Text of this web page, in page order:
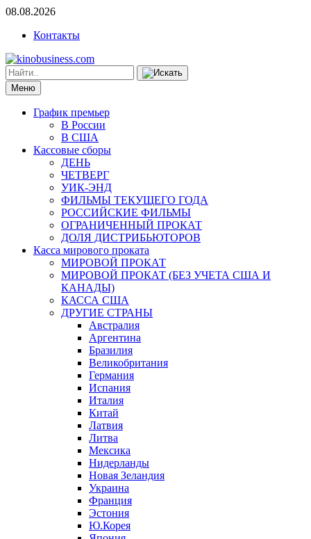
08.08.2026
Контакты
Меню
График премьер
В России
В США
Кассовые сборы
ДЕНЬ
ЧЕТВЕРГ
УИК-ЭНД
ФИЛЬМЫ ТЕКУЩЕГО ГОДА
РОССИЙСКИЕ ФИЛЬМЫ
ОГРАНИЧЕННЫЙ ПРОКАТ
ДОЛЯ ДИСТРИБЬЮТОРОВ
Касса мирового проката
МИРОВОЙ ПРОКАТ
МИРОВОЙ ПРОКАТ (БЕЗ УЧЕТА США И
КАНАДЫ)
КАССА США
ДРУГИЕ СТРАНЫ
Австралия
Аргентина
Бразилия
Великобритания
Германия
Испания
Италия
Китай
Латвия
Литва
Мексика
Нидерланды
Новая Зеландия
Украина
Франция
Эстония
Ю.Корея